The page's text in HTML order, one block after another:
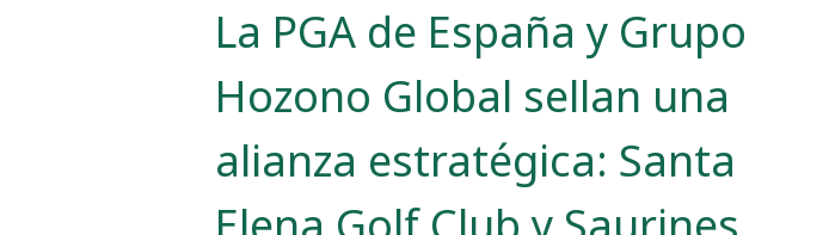
La PGA de España y Grupo
Hozono Global sellan una
alianza estratégica: Santa